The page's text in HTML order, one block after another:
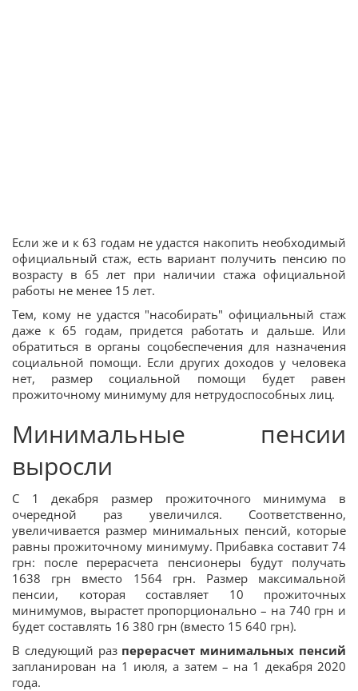
Если же и к 63 годам не удастся накопить необходимый
официальный стаж, есть вариант получить пенсию по
возрасту в 65 лет при наличии стажа официальной
работы не менее 15 лет.
Тем, кому не удастся "насобирать" официальный стаж
даже к 65 годам, придется работать и дальше. Или
обратиться в органы соцобеспечения для назначения
социальной помощи. Если других доходов у человека
нет, размер социальной помощи будет равен
прожиточному минимуму для нетрудоспособных лиц.
Минимальные пенсии
выросли
С 1 декабря размер прожиточного минимума в
очередной раз увеличился. Соответственно,
увеличивается размер минимальных пенсий, которые
равны прожиточному минимуму. Прибавка составит 74
грн: после перерасчета пенсионеры будут получать
1638 грн вместо 1564 грн. Размер максимальной
пенсии, которая составляет 10 прожиточных
минимумов, вырастет пропорционально – на 740 грн и
будет составлять 16 380 грн (вместо 15 640 грн).
В следующий раз перерасчет минимальных пенсий
запланирован на 1 июля, а затем – на 1 декабря 2020
года.